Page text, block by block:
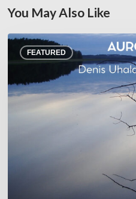
You May Also Like
FEATURED
Denis
Uhalde :